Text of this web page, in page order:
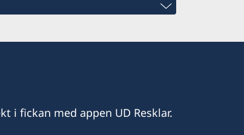
i fickan med appen UD Resklar.